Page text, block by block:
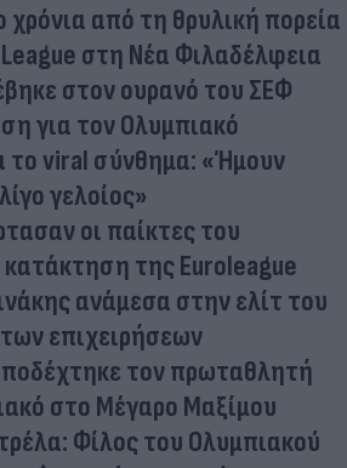
από τη θρυλική πορεία
στη Νέα Φιλαδέλφεια
στον ουρανό του ΣΕΦ
για τον Ολυμπιακό
το viral σύνθημα: «Ήμουν
γελοίος»
οι παίκτες του
της Euroleague
ανάμεσα στην ελίτ του
επιχειρήσεων
τον πρωταθλητή
στο Μέγαρο Μαξίμου
Φίλος του Ολυμπιακού